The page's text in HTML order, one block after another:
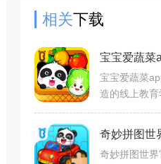
相关下载
宝宝爱蔬菜
造的线上教育
慢慢掌握生
水果形象带
奇妙拼图世